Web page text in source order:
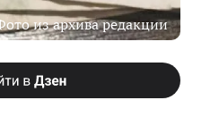
из архива редакции